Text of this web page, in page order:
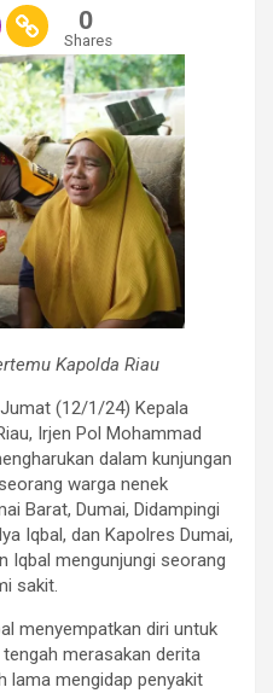
0
Shares
Kapolda Riau
Jumat (12/1/24) Kepala
Irjen Pol Mohammad
dalam kunjungan
warga nenek
Barat, Dumai, Didampingi
Iqbal, dan Kapolres Dumai,
Iqbal mengunjungi seorang
sakit.
menyempatkan diri untuk
merasakan derita
lama mengidap penyakit